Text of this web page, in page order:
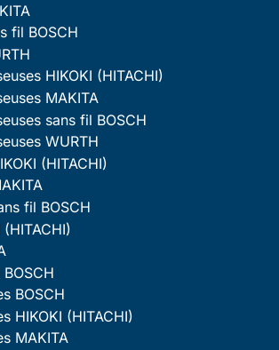
fil BOSCH
HIKOKI (HITACHI)
MAKITA
sans fil BOSCH
WURTH
(HITACHI)
fil BOSCH
BOSCH
HIKOKI (HITACHI)
MAKITA